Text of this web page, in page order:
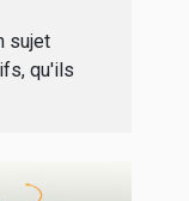
sujet
qu'ils